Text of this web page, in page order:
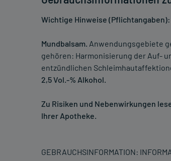
Wichtige Hinweise (Pflichtangaben):
Mundbalsam. Anwendungsgebiete
gehören: Harmonisierung der Auf-
entzündlichen
2,5 Vol.-% Alkohol.
Zu Risiken und Nebenwirkungen
Ihrer Apotheke.
GEBRAUCHSINFORMATION: